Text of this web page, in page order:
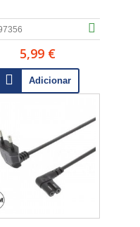
5,99 €
Adicionar